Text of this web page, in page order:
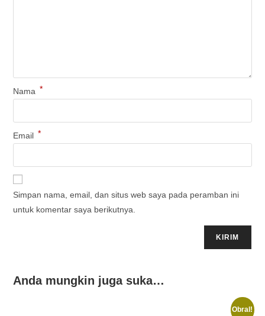
Nama *
Email *
Simpan nama, email, dan situs web saya pada peramban ini
untuk komentar saya berikutnya.
Anda mungkin juga suka…
Obral!